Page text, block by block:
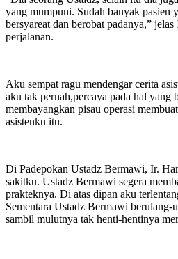
yang mumpuni. Sudah banyak pasien
bersyareat dan berobat padanya,”
perjalanan.
Aku sempat ragu mendengar cerita
aku tak pernah,percaya pada hal yang
membayangkan pisau operasi
asistenku itu.
Di Padepokan Ustadz Bermawi, Ir.
sakitku. Ustadz Bermawi segera
prakteknya. Di atas dipan aku
Sementara Ustadz Bermawi berulang-
sambil mulutnya tak henti-hentinya